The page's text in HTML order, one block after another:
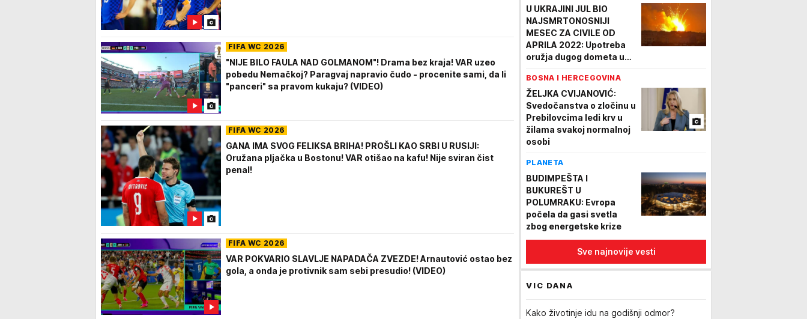
FIFA WC 2026
"NIJE BILO FAULA NAD GOLMANOM"! Drama bez kraja! VAR uzeo
pobedu Nemačkoj? Paragvaj napravio čudo - procenite sami, da li
"panceri" sa pravom kukaju? (VIDEO)
FIFA WC 2026
GANA IMA SVOG FELIKSA BRIHA! PROŠLI KAO SRBI U RUSIJI:
Oružana pljačka u Bostonu! VAR otišao na kafu! Nije sviran čist
penal!
FIFA WC 2026
VAR POKVARIO SLAVLJE NAPADAČA ZVEZDE! Arnautović ostao bez
gola, a onda je protivnik sam sebi presudio! (VIDEO)
U UKRAJINI JUL BIO
NAJSMRTONOSNIJI
MESEC ZA CIVILE OD
APRILA 2022: Upotreba
oružja dugog dometa u
doprinosi porastu civilnih
žrtava
BOSNA I HERCEGOVINA
ŽELJKA CVIJANOVIĆ:
Svedočanstva o zločinu u
Prebilovcima ledi krv u
žilama svakoj normalnoj
osobi
PLANETA
BUDIMPEŠTA I
BUKUREŠT U
POLUMRAKU: Evropa
počela da gasi svetla
zbog energetske krize
Sve najnovije vesti
VIC DANA
Kako životinje idu na godišnji odmor?